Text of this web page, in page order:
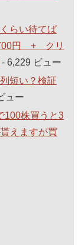
らい待てば
円 + クリ
- 6,229 ビュー
短い？検証
ュー
株買うと3
えますが買